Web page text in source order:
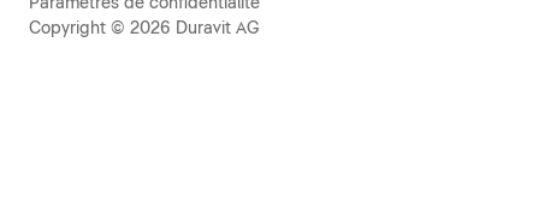
Copyright © 2026 Duravit AG